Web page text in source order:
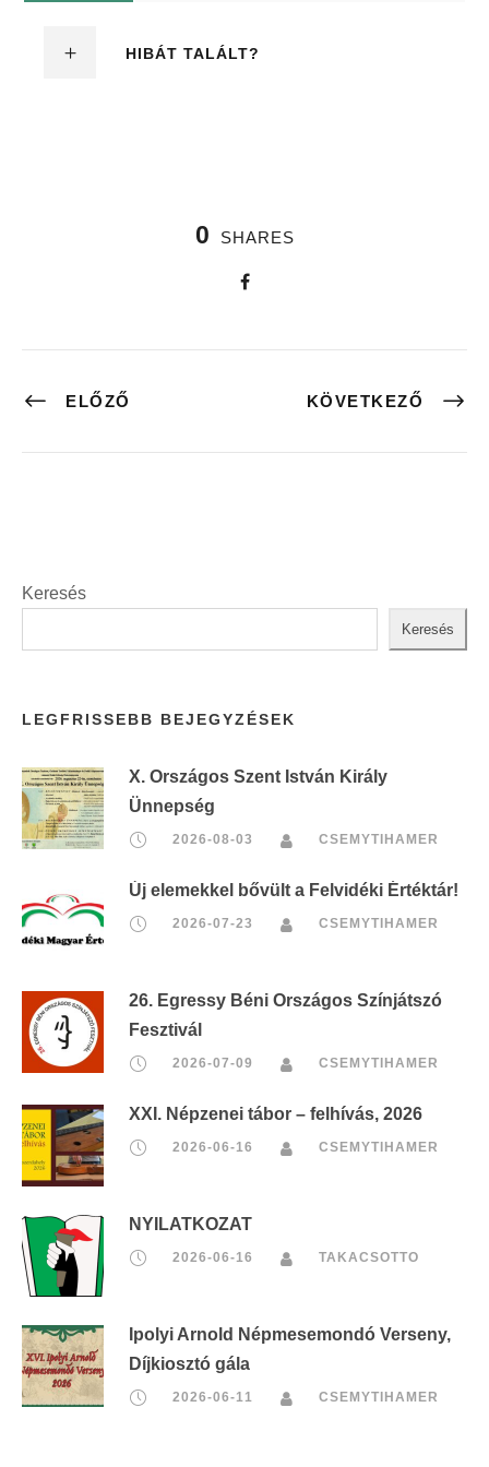
HIBÁT TALÁLT?
0 SHARES
ELŐZŐ KÖVETKEZŐ
Keresés
Keresés
LEGFRISSEBB BEJEGYZÉSEK
X. Országos Szent István Király
Ünnepség
2026-08-03 CSEMYTIHAMER
Új elemekkel bővült a Felvidéki Értéktár!
2026-07-23 CSEMYTIHAMER
26. Egressy Béni Országos Színjátszó
Fesztivál
2026-07-09 CSEMYTIHAMER
XXI. Népzenei tábor – felhívás, 2026
2026-06-16 CSEMYTIHAMER
NYILATKOZAT
2026-06-16 TAKACSOTTO
Ipolyi Arnold Népmesemondó Verseny,
Díjkiosztó gála
2026-06-11 CSEMYTIHAMER